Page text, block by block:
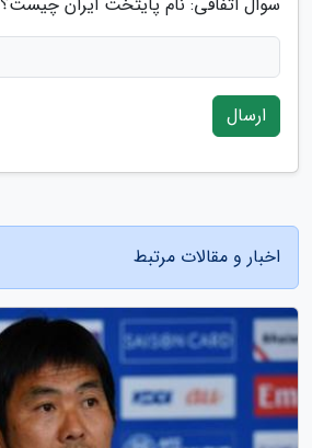
ارسال
اخبار و مقالات مرتبط